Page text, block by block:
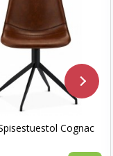
Cognac